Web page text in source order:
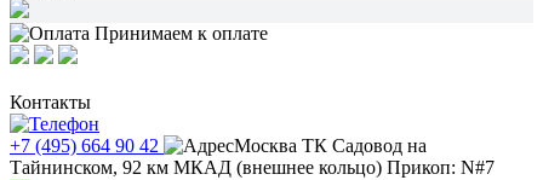
Принимаем к оплате
Контакты
+7 (495) 664 90 42
Москва ТК Садовод на
Тайнинском, 92 км МКАД (внешнее кольцо) Прикоп: N#7